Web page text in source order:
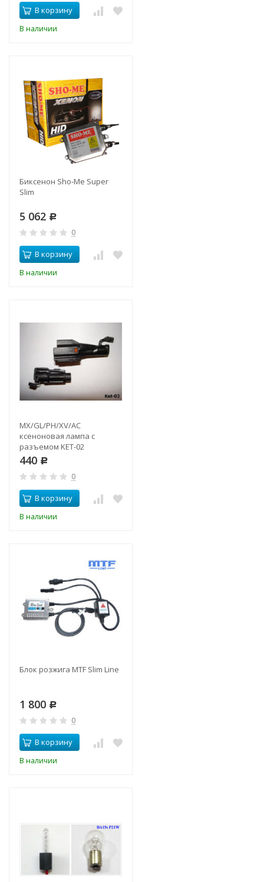
В корзину
В наличии
Биксенон Sho-Me Super
Slim
5 062 Р
0
В корзину
В наличии
MX/GL/PH/XV/AC
ксеноновая лампа с
разъемом KET-02
440 Р
0
В корзину
В наличии
Блок розжига MTF Slim Line
1 800 Р
0
В корзину
В наличии